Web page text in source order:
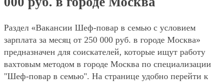
Раздел «Вакансии Шеф-повар в семью с условием
зарплата за месяц от 250 000 руб. в городе Москва»
предназначен для соискателей, которые ищут работу
вахтовым методом в городе Москва по специализации
"Шеф-повар в семью". На странице удобно перейти к